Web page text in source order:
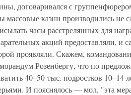
договаривался с
массовые казни производились не
часы расстрелянных для
акций предоставляли, и
проявляли. Скажем,
Розенбергу, что по
40–50 тыс. подростков 10–14
И пояснялось — мол, "эта